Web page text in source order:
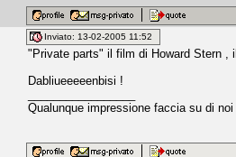
Inviato: 13-02-2005 11:52
"Private parts" il film di Howard Stern ,
Dabliueeeeenbisi !
Qualunque impressione faccia su di